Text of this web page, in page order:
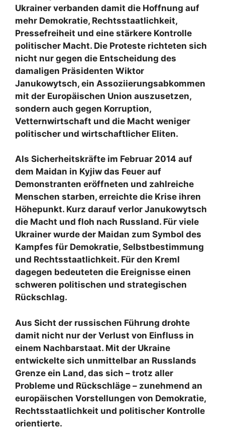
Ukrainer verbanden damit die Hoffnung auf
mehr Demokratie, Rechtsstaatlichkeit,
Pressefreiheit und eine stärkere Kontrolle
politischer Macht. Die Proteste richteten sich
nicht nur gegen die Entscheidung des
damaligen Präsidenten Wiktor
Janukowytsch, ein Assoziierungsabkommen
mit der Europäischen Union auszusetzen,
sondern auch gegen Korruption,
Vetternwirtschaft und die Macht weniger
politischer und wirtschaftlicher Eliten.
Als Sicherheitskräfte im Februar 2014 auf
dem Maidan in Kyjiw das Feuer auf
Demonstranten eröffneten und zahlreiche
Menschen starben, erreichte die Krise ihren
Höhepunkt. Kurz darauf verlor Janukowytsch
die Macht und floh nach Russland. Für viele
Ukrainer wurde der Maidan zum Symbol des
Kampfes für Demokratie, Selbstbestimmung
und Rechtsstaatlichkeit. Für den Kreml
dagegen bedeuteten die Ereignisse einen
schweren politischen und strategischen
Rückschlag.
Aus Sicht der russischen Führung drohte
damit nicht nur der Verlust von Einfluss in
einem Nachbarstaat. Mit der Ukraine
entwickelte sich unmittelbar an Russlands
Grenze ein Land, das sich – trotz aller
Probleme und Rückschläge – zunehmend an
europäischen Vorstellungen von Demokratie,
Rechtsstaatlichkeit und politischer Kontrolle
orientierte.